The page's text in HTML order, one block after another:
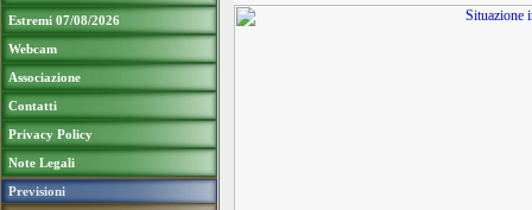
Estremi 07/08/2026
Webcam
Associazione
Contatti
Privacy Policy
Note Legali
Previsioni